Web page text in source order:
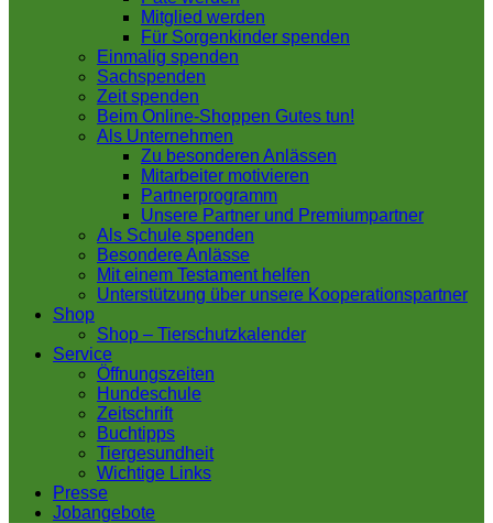
Mitglied werden
Für Sorgenkinder spenden
Einmalig spenden
Sachspenden
Zeit spenden
Beim Online-Shoppen Gutes tun!
Als Unternehmen
Zu besonderen Anlässen
Mitarbeiter motivieren
Partnerprogramm
Unsere Partner und Premiumpartner
Als Schule spenden
Besondere Anlässe
Mit einem Testament helfen
Unterstützung über unsere Kooperationspartner
Shop
Shop – Tierschutzkalender
Service
Öffnungszeiten
Hundeschule
Zeitschrift
Buchtipps
Tiergesundheit
Wichtige Links
Presse
Jobangebote